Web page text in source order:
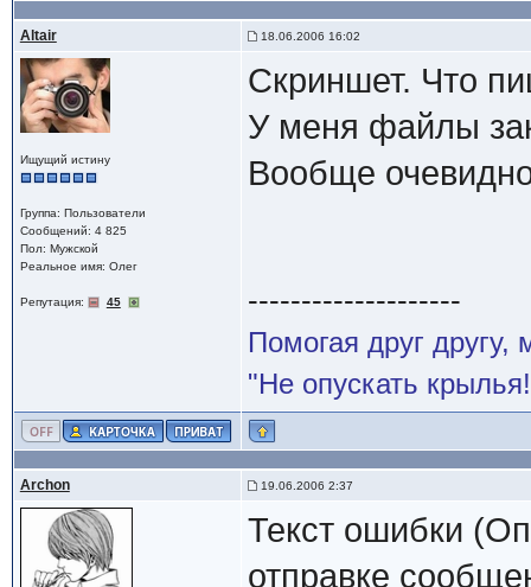
Altair 18.06.2006 16:02
Ищущий истину
Группа: Пользователи
Сообщений: 4 825
Пол: Мужской
Реальное имя: Олег
Репутация: 45
Скриншет. Что
У меня файлы
Вообще
--------------------
Помогая друг
"Не опускать
Archon 19.06.2006 2:37
Текст ошибки
отправке